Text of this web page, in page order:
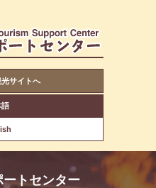
サイトへ
語
トセンター